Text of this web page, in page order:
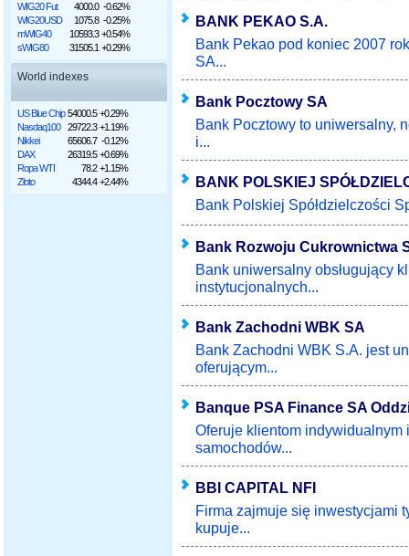
WIG20 Fut
4000.0 -0.62%
WIG20USD
1075.8 -0.25%
mWIG40
10593.3 +0.54%
sWIG80
31505.1 +0.29%
World indexes
US Blue Chip 54000.5 +0.29%
Nasdaq100
29722.3 +1.19%
Nikkei
65606.7 -0.12%
DAX
26319.5 +0.69%
Ropa WTI
78.2 +1.15%
Złoto
4344.4 +2.44%
BANK PEKAO S.A.
Bank Pekao pod koniec 2007
SA...
Bank Pocztowy SA
Bank Pocztowy to uniwersalny,
i...
BANK POLSKIEJ
Bank Polskiej Spółdzielczości
Bank Rozwoju Cukrownictwa
Bank uniwersalny obsługujący
instytucjonalnych...
Bank Zachodni WBK SA
Bank Zachodni WBK S.A. jest
oferującym...
Banque PSA Finance SA
Oferuje klientom
samochodów...
BBI CAPITAL NFI
Firma zajmuje się inwestycjami
kupuje...